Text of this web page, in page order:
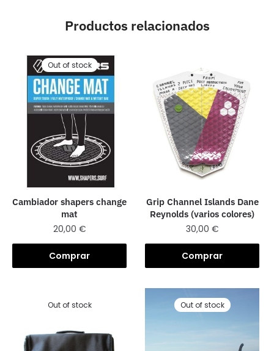
Productos relacionados
Out of stock
Cambiador shapers change
mat
20,00 €
Comprar
Grip Channel Islands Dane
Reynolds (varios colores)
30,00 €
Comprar
Out of stock Out of stock